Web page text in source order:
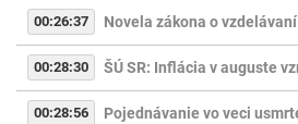
00:26:37 Novela zákona o
00:28:30 ŠÚ SR: Inflácia v auguste
00:28:56 Pojednávanie vo veci